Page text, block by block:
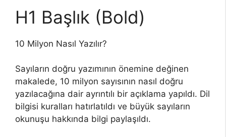
H1 Başlık (Bold)
10 Milyon Nasıl Yazılır?
Sayıların doğru yazımının önemine değinen
makalede, 10 milyon sayısının nasıl doğru
yazılacağına dair ayrıntılı bir açıklama yapıldı. Dil
bilgisi kuralları hatırlatıldı ve büyük sayıların
okunuşu hakkında bilgi paylaşıldı.